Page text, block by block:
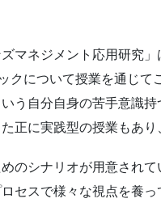
マネジメント応用研究
について授業を通じて
う自分自身の苦手意識
正に実践型の授業もあ
のシナリオが用意され
セスで様々な視点を養っ